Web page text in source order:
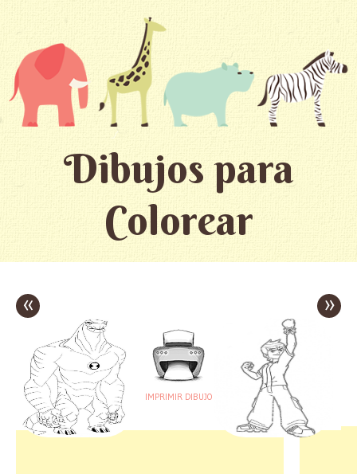
Dibujos para
Colorear
«
IMPRIMIR DIBUJO
»